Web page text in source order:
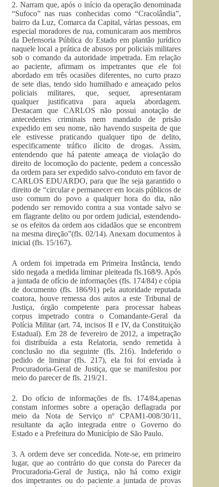
2. Narram que, após o início da operação denominada
“Sufoco” nas ruas conhecidas como “Cracolândia”,
bairro da Luz, Comarca da Capital, várias pessoas, em
especial moradores de rua, comunicaram aos membros
da Defensoria Pública do Estado em plantão jurídico
naquele local a prática de abusos por policiais militares
sob o comando da autoridade impetrada. Em relação
ao paciente, afirmam os impetrantes que ele foi
abordado em três ocasiões diferentes, no curto prazo
de sete dias, tendo sido humilhado e ameaçado pelos
policiais militares, que, sequer, apresentaram
qualquer justificativa para aquela abordagem.
Destacam que CARLOS não possui anotação de
antecedentes criminais nem mandado de prisão
expedido em seu nome, não havendo suspeita de que
ele estivesse praticando qualquer tipo de delito,
especificamente tráfico ilícito de drogas. Assim,
entendendo que há patente ameaça de violação do
direito de locomoção do paciente, pedem a concessão
da ordem para ser expedido salvo-conduto em favor de
CARLOS EDUARDO, para que lhe seja garantido o
direito de “circular e permanecer em locais públicos de
uso comum do povo a qualquer hora do dia, não
podendo ser removido contra a sua vontade salvo se
em flagrante delito ou por ordem judicial, estendendo-
se os efeitos da ordem aos cidadãos que se encontrem
na mesma direção”(fls. 02/14). Anexam documentos à
inicial (fls. 15/167).
A ordem foi impetrada em Primeira Instância, tendo
sido negada a medida liminar pleiteada fls.168/9. Após
a juntada de ofício de informações (fls. 174/84) e cópia
de documento (fls. 186/91) pela autoridade reputada
coatora, houve remessa dos autos a este Tribunal de
Justiça, órgão competente para processar habeas
corpus impetrado contra o Comandante-Geral da
Polícia Militar (art. 74, incisos II e IV, da Constituição
Estadual). Em 28 de fevereiro de 2012, a impetração
foi distribuída a esta Relatoria, sendo remetida à
conclusão no dia seguinte (fls. 216). Indeferido o
pedido de liminar (fls. 217), ela foi foi enviada à
Procuradoria-Geral de Justiça, que se manifestou por
meio do parecer de fls. 219/21.
2. Do ofício de informações de fls. 174/84,apenas
constam informes sobre a operação deflagrada por
meio da Nota de Serviço nº CPAM1-008/30/11,
resultante da ação integrada entre o Governo do
Estado e a Prefeitura do Município de São Paulo.
3. A ordem deve ser concedida. Note-se, em primeiro
lugar, que ao contrário do que consta do Parecer da
Procuradoria-Geral de Justiça, não há como exigir
dos impetrantes ou do paciente a juntada de provas